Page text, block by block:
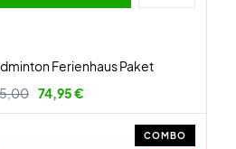
Ferienhaus Paket
74,95 €
COMBO